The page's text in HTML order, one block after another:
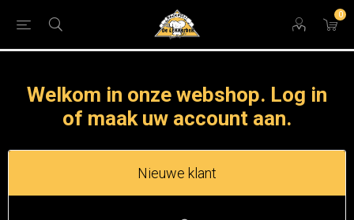
0
Welkom in onze webshop. Log in
of maak uw account aan.
Nieuwe klant